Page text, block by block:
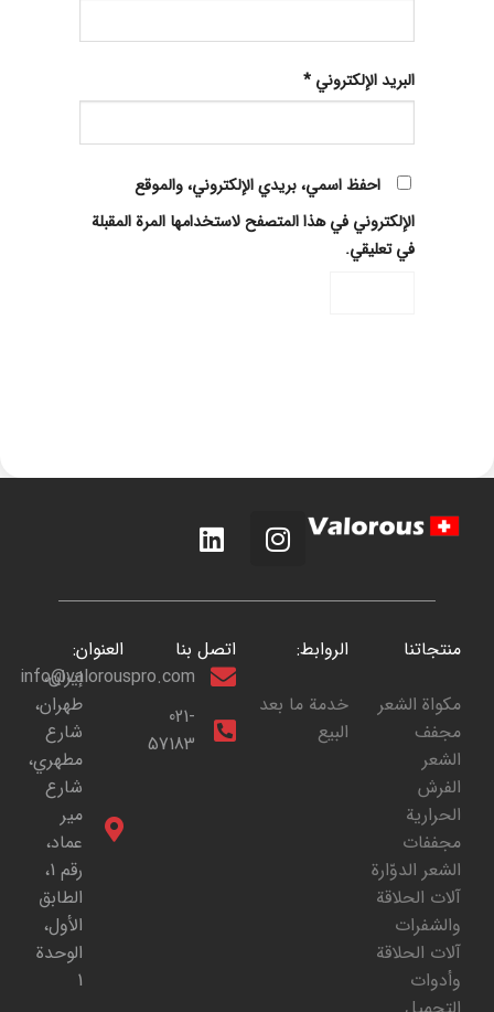
البريد الإلكتروني *
احفظ اسمي، بريدي الإلكتروني، والموقع
الإلكتروني في هذا المتصفح لاستخدامها المرة المقبلة
في تعليقي.
منتجاتنا
مكواة الشعر
مجفف
الشعر
الفرش
الحرارية
مجففات
الشعر الدوّارة
آلات الحلاقة
والشفرات
آلات الحلاقة
وأدوات
الروابط:
خدمة ما بعد
البيع
اتصل بنا
info@valorouspro.com
021-
57183
العنوان:
إيران،
طهران،
شارع
مطهري،
شارع
مير
عماد،
رقم 1،
الطابق
الأول،
الوحدة
1